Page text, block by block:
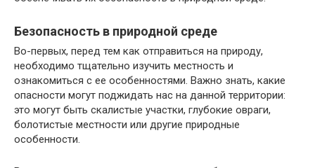
Безопасность в природной среде
Во-первых, перед тем как отправиться на природу,
необходимо тщательно изучить местность и
ознакомиться с ее особенностями. Важно знать, какие
опасности могут поджидать нас на данной территории:
это могут быть скалистые участки, глубокие овраги,
болотистые местности или другие природные
особенности.